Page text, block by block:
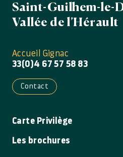
Saint-Guilhem-le-
Vallée de l’Hérault
Accueil Gignac
33(0)4 67 57 58 83
Contact
Carte Privilège
Les brochures